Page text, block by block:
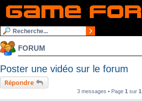
FORUM
Poster une vidéo sur le forum
Répondre
3 messages • Page 1 sur 1